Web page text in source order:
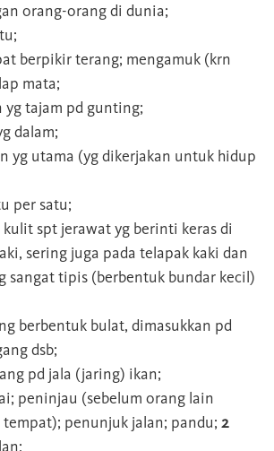
orang-orang di dunia;
berpikir terang; mengamuk (krn
mata;
tajam pd gunting;
dalam;
yg utama (yg dikerjakan untuk hidup
per satu;
spt jerawat yg berinti keras di
sering juga pada telapak kaki dan
sangat tipis (berbentuk bundar kecil)
berbentuk bulat, dimasukkan pd
dsb;
pd jala (jaring) ikan;
peninjau (sebelum orang lain
penunjuk jalan; pandu; 2